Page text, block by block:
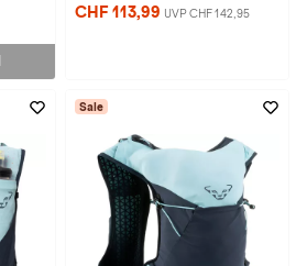
CHF 113,99 UVP CHF 142,95
Sale